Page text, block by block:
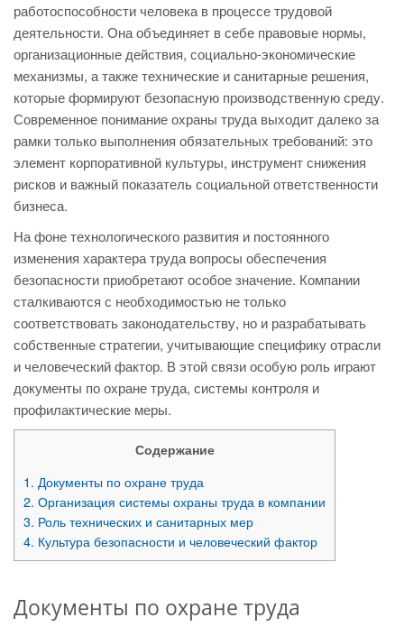
работоспособности человека в процессе трудовой
деятельности. Она объединяет в себе правовые нормы,
организационные действия, социально-экономические
механизмы, а также технические и санитарные решения,
которые формируют безопасную производственную среду.
Современное понимание охраны труда выходит далеко за
рамки только выполнения обязательных требований: это
элемент корпоративной культуры, инструмент снижения
рисков и важный показатель социальной ответственности
бизнеса.
На фоне технологического развития и постоянного
изменения характера труда вопросы обеспечения
безопасности приобретают особое значение. Компании
сталкиваются с необходимостью не только
соответствовать законодательству, но и разрабатывать
собственные стратегии, учитывающие специфику отрасли
и человеческий фактор. В этой связи особую роль играют
документы по охране труда, системы контроля и
профилактические меры.
Содержание
1. Документы по охране труда
2. Организация системы охраны труда в компании
3. Роль технических и санитарных мер
4. Культура безопасности и человеческий фактор
Документы по охране труда